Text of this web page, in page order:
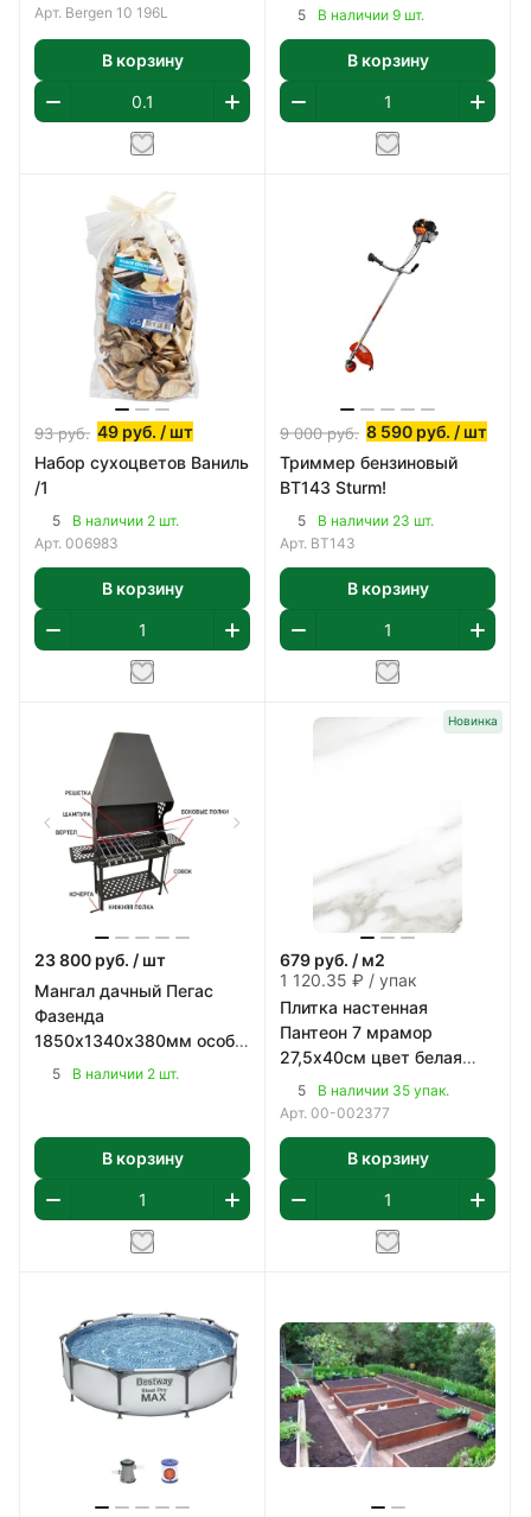
Арт. Bergen 10 196L
В корзину
5 В наличии 9 шт.
В корзину
93руб. 49 руб. / шт
Набор сухоцветов Ваниль
/1
5
В наличии 2 шт.
Арт. 006983
В корзину
9 000руб. 8 590 руб. / шт
Триммер бензиновый
BT143 Sturm!
5
В наличии 23 шт.
Арт. BT143
В корзину
23 800 руб. / шт
Мангал дачный Пегас
Фазенда
1850х1340х380мм особо
прочная котловая сталь
5 В наличии 2 шт.
В корзину
Новинка
679 руб. / м2
1 120.35 ₽ / упак
Плитка настенная
Пантеон 7 мрамор
27,5х40см цвет белая
1,65 м2/уп
5
В наличии 35 упак.
Арт. 00-002377
В корзину